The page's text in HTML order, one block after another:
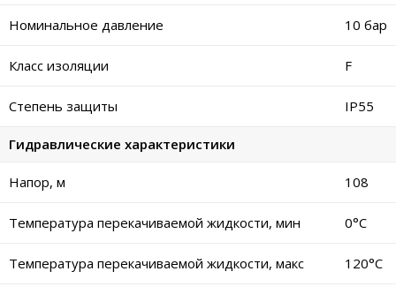
Номинальное давление 10 бар
Класс изоляции F
Степень защиты IP55
Гидравлические характеристики
Напор, м 108
Температура перекачиваемой жидкости, мин 0°C
Температура перекачиваемой жидкости, макс 120°C